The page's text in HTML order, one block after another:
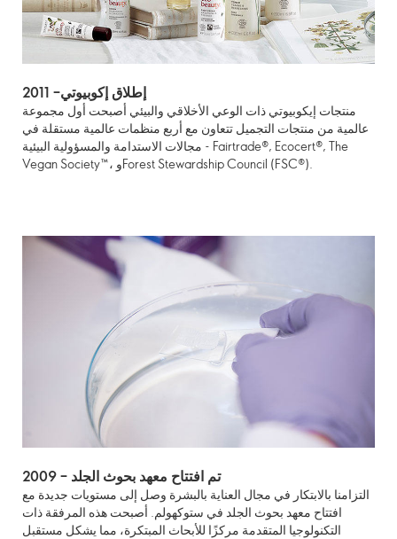
2011 –إطلاق إكوبيوتي
منتجات إيكوبيوتي ذات الوعي الأخلاقي والبيئي أصبحت أول مجموعة
عالمية من منتجات التجميل تتعاون مع أربع منظمات عالمية مستقلة في
مجالات الاستدامة والمسؤولية البيئية - Fairtrade®, Ecocert®, The
Vegan Society™، وForest Stewardship Council (FSC®).
2009 – تم افتتاح معهد بحوث الجلد
التزامنا بالابتكار في مجال العناية بالبشرة وصل إلى مستويات جديدة مع
افتتاح معهد بحوث الجلد في ستوكهولم. أصبحت هذه المرفقة ذات
التكنولوجيا المتقدمة مركزًا للأبحاث المبتكرة، مما يشكل مستقبل